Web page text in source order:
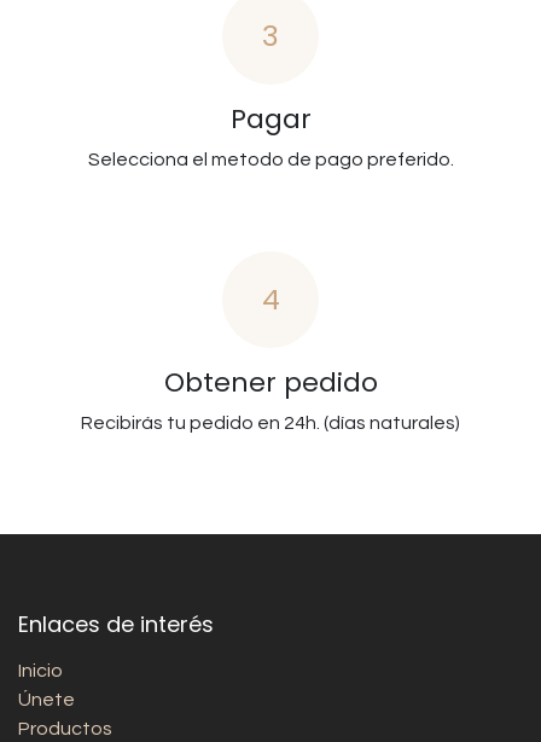
3
Pagar
Selecciona el metodo de pago preferido.
4
Obtener pedido
Recibirás tu pedido en 24h. (días naturales)
Enlaces de interés
Inicio
Únete
Productos